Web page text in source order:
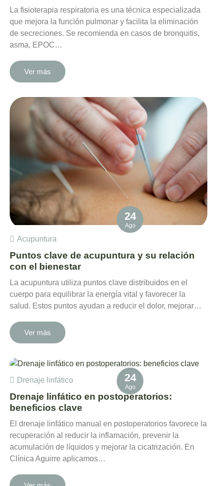
La fisioterapia respiratoria es una técnica especializada
que mejora la función pulmonar y facilita la eliminación
de secreciones. Se recomienda en casos de bronquitis,
asma, EPOC…
Ver más
24
Ago
Acupuntura
Puntos clave de acupuntura y su relación
con el bienestar
La acupuntura utiliza puntos clave distribuidos en el
cuerpo para equilibrar la energía vital y favorecer la
salud. Estos puntos ayudan a reducir el dolor, mejorar…
Ver más
24
Ago
Drenaje linfático
Drenaje linfático en postoperatorios:
beneficios clave
El drenaje linfático manual en postoperatorios favorece la
recuperación al reducir la inflamación, prevenir la
acumulación de líquidos y mejorar la cicatrización. En
Clínica Aguirre aplicamos…